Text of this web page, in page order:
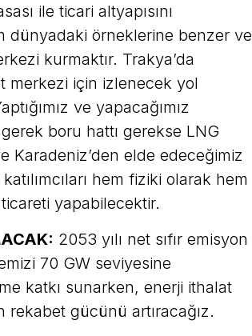
ile ticari altyapısını
dünyadaki örneklerine benzer ve
kurmaktır. Trakya’da
merkezi için izlenecek yol
ve yapacağımız
boru hattı gerekse LNG
Karadeniz’den elde edeceğimiz
hem fiziki olarak hem
yapabilecektir.
2053 yılı net sıfır emisyon
70 GW seviyesine
katkı sunarken, enerji ithalat
rekabet gücünü artıracağız.